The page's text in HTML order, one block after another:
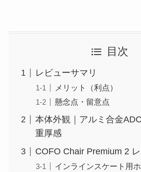
目次
レビューサマリ
メリット（利点）
懸念点・留意点
本体外観｜アルミ合金
重厚感
COFO Chair Premium 2
インラインスケート用